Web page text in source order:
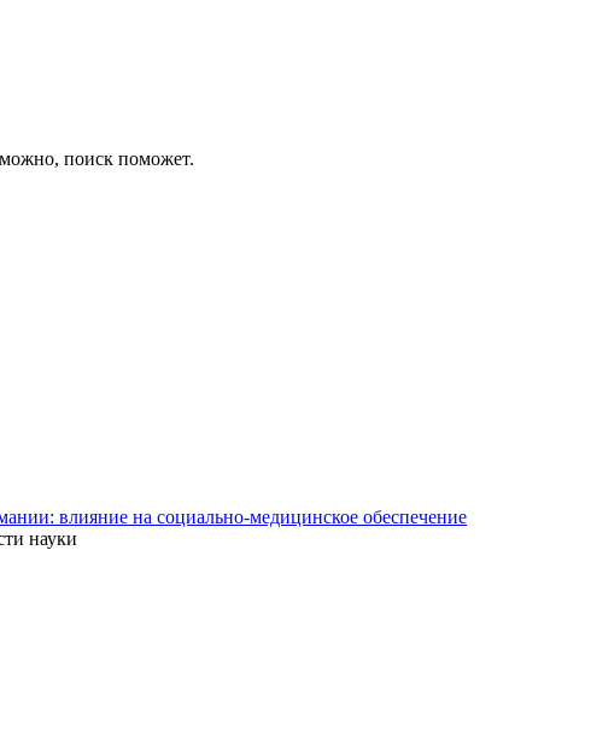
поиск поможет.
влияние на социально-медицинское обеспечение
науки